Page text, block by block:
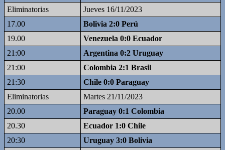
Eliminatorias
Jueves 16/11/2023
17.00
Bolivia 2:0 Perú
19.00
Venezuela 0:0 Ecuador
21:00
Argentina 0:2 Uruguay
21:00
Colombia 2:1 Brasil
21:30
Chile 0:0 Paraguay
Eliminatorias
Martes 21/11/2023
20.00
Paraguay 0:1 Colombia
20.30
Ecuador 1:0 Chile
20:30
Uruguay 3:0 Bolivia